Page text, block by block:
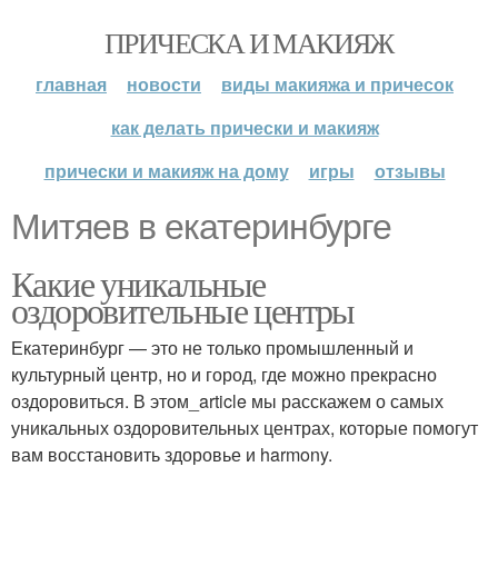
ПРИЧЕСКА И МАКИЯЖ
главная новости
виды макияжа и причесок
как делать прически и макияж
прически и макияж на дому
игры отзывы
Митяев в екатеринбурге
Какие уникальные
оздоровительные центры
Екатеринбург — это не только промышленный и
культурный центр, но и город, где можно прекрасно
оздоровиться. В этом_article мы расскажем о самых
уникальных оздоровительных центрах, которые помогут
вам восстановить здоровье и harmony.